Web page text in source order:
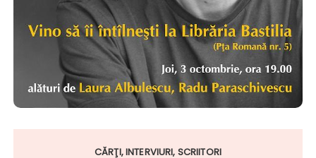
CĂRŢI INTERVIURI SCRIITORI